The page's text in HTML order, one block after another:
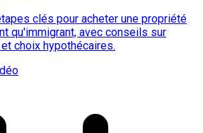
clés pour acheter une propriété
qu'immigrant, avec conseils sur
choix hypothécaires.